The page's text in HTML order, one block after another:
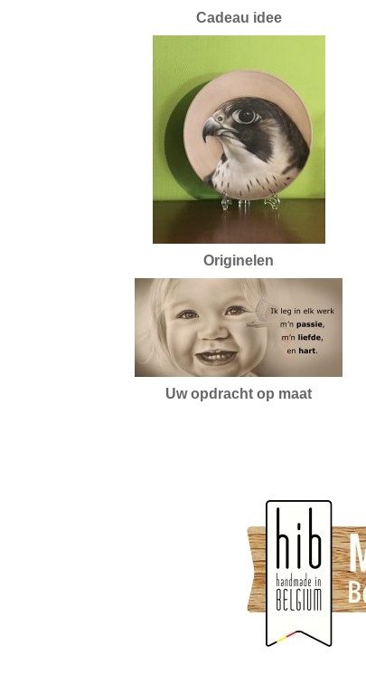
Cadeau idee
Originelen
Uw opdracht op maat